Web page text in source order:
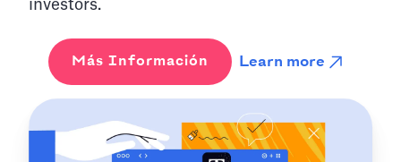
investors.
Más Información Learn more